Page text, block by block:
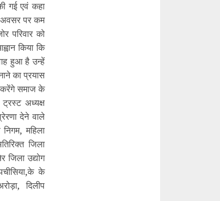
गई एवं कहा
अवसर पर कम
परिवार को
किया कि
हुआ है उन्हें
का प्रयास
करेंगे समाज के
अध्यक्ष
देने वाले
महिला
जिला
जिला उद्योग
के
दिलीप